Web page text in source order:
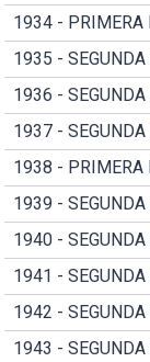
1934 - PRIMERA
1935 -
1936 -
1937 -
1938 - PRIMERA
1939 -
1940 -
1941 -
1942 -
1943 -